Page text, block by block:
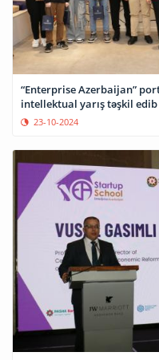
“Enterprise Azerbaijan”
intellektual yarış təşkil edib
23-10-2024